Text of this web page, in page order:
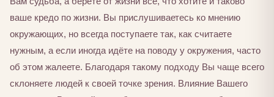
ваше кредо по жизни. Вы прислушиваетесь ко мнению
окружающих, но всегда поступаете так, как считаете
нужным, а если иногда идёте на поводу у окружения, часто
об этом жалеете. Благодаря такому подходу Вы чаще всего
склоняете людей к своей точке зрения. Влияние Вашего